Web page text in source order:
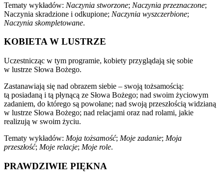
Tematy wykładów: Naczynia stworzone; Naczynia przeznaczone;
Naczynia skradzione i odkupione; Naczynia wyszczerbione;
Naczynia skompletowane.
KOBIETA W LUSTRZE
Uczestnicząc w tym programie, kobiety przyglądają się sobie
w lustrze Słowa Bożego.
Zastanawiają się nad obrazem siebie – swoją tożsamością:
tą posiadaną i tą płynącą ze Słowa Bożego; nad swoim życiowym
zadaniem, do którego są powołane; nad swoją przeszłością widzianą
w lustrze Słowa Bożego; nad relacjami oraz nad rolami, jakie
realizują w swoim życiu.
Tematy wykładów: Moja tożsamość; Moje zadanie; Moja
przeszłość; Moje relacje; Moje role.
PRAWDZIWIE PIĘKNA